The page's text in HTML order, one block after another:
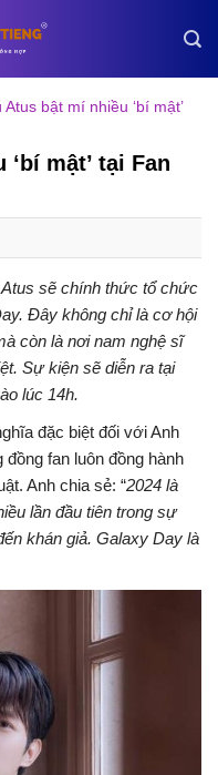
Atus bật mí nhiều ‘bí mật’
mật’ tại Fan
sẽ chính thức tổ chức
Đây không chỉ là cơ hội
còn là nơi nam nghệ sĩ
Sự kiện sẽ diễn ra tại
lúc 14h.
đặc biệt đối với Anh
fan luôn đồng hành
Anh chia sẻ: “2024 là
lần đầu tiên trong sự
khán giả. Galaxy Day là